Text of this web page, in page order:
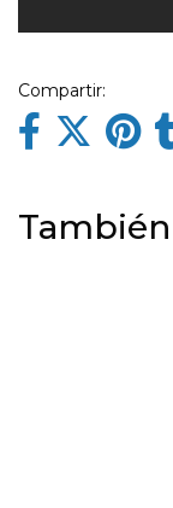
Compartir: